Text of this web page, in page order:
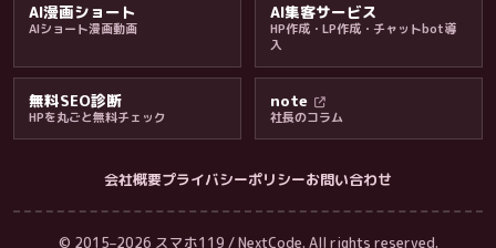
AI漫画ショート
AIショート漫画動画
AI集客サービス
HP作成・LP作成・チャットbot導
入
無料SEO診断
HPを丸ごと無料チェック
note
社長のコラム
会社概要プライバシーポリシーお問い合わせ
© 2015–2026 スマホ119 / NextCode. All rights reserved.